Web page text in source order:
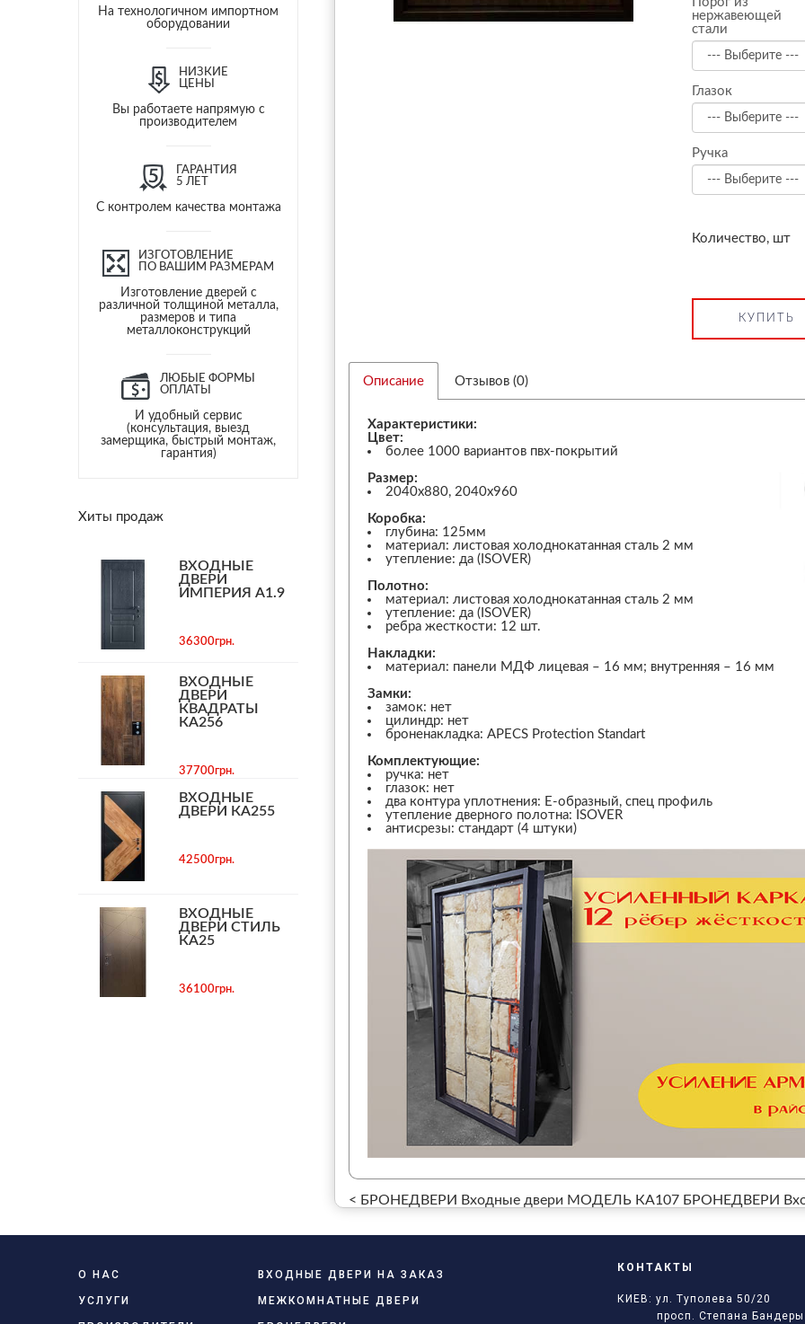
На технологичном импортном
оборудовании
НИЗКИЕ
ЦЕНЫ
Вы работаете напрямую с
производителем
ГАРАНТИЯ
5 ЛЕТ
С контролем качества монтажа
ИЗГОТОВЛЕНИЕ
ПО ВАШИМ РАЗМЕРАМ
Изготовление дверей с
различной толщиной металла,
размеров и типа
металлоконструкций
ЛЮБЫЕ ФОРМЫ
ОПЛАТЫ
И удобный сервис
(консультация, выезд
замерщика, быстрый монтаж,
гарантия)
Хиты продаж
ВХОДНЫЕ
ДВЕРИ
ИМПЕРИЯ А1.9
36300грн.
ВХОДНЫЕ
ДВЕРИ
КВАДРАТЫ
КА256
37700грн.
ВХОДНЫЕ
ДВЕРИ КА255
42500грн.
ВХОДНЫЕ
ДВЕРИ СТИЛЬ
КА25
36100грн.
нержавеющей
стали
Глазок
Ручка
Количество, шт
КУПИТЬ
Описание Отзывов (0)
Характеристики:
Цвет:
более 1000 вариантов пвх-покрытий
Размер:
2040х880, 2040х960
Коробка:
глубина: 125мм
материал: листовая холоднокатанная сталь 2 мм
утепление: да (ISOVER)
Полотно:
материал: листовая холоднокатанная сталь 2 мм
утепление: да (ISOVER)
ребра жесткости: 12 шт.
Накладки:
материал: панели МДФ лицевая – 16 мм; внутренняя – 16 мм
Замки:
замок: нет
цилиндр: нет
броненакладка: APECS Protection Standart
Комплектующие:
ручка: нет
глазок: нет
два контура уплотнения: Е-образный, спец профиль
утепление дверного полотна: ISOVER
антисрезы: стандарт (4 штуки)
< БРОНЕДВЕРИ Входные двери МОДЕЛЬ КА107 БРОНЕДВЕРИ
О НАС
УСЛУГИ
ВХОДНЫЕ ДВЕРИ НА ЗАКАЗ
МЕЖКОМНАТНЫЕ ДВЕРИ
КОНТАКТЫ
КИЕВ: ул. Туполева 50/20
просп. Степана Бандеры